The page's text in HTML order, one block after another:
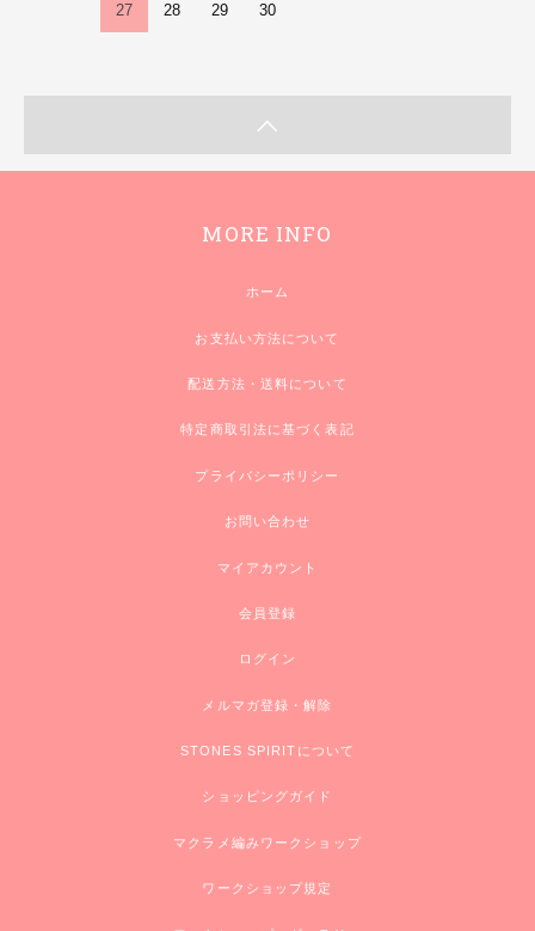
27 28 29 30
MORE INFO
ホーム
お支払い方法について
配送方法・送料について
特定商取引法に基づく表記
プライバシーポリシー
お問い合わせ
マイアカウント
会員登録
ログイン
メルマガ登録・解除
STONES SPIRITについて
ショッピングガイド
マクラメ編みワークショップ
ワークショップ規定